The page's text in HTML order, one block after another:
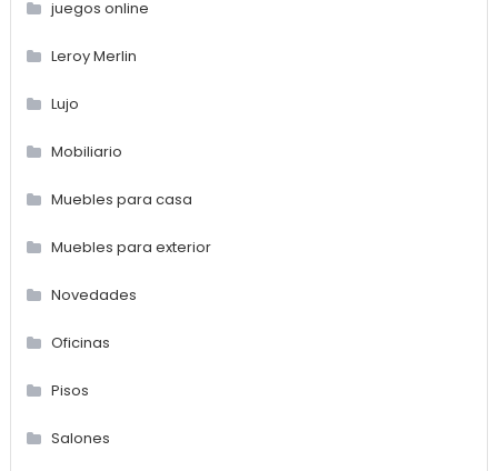
juegos online
Leroy Merlin
Lujo
Mobiliario
Muebles para casa
Muebles para exterior
Novedades
Oficinas
Pisos
Salones